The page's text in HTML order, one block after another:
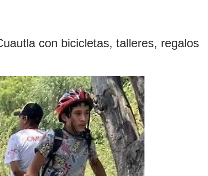
con bicicletas, talleres, regalos